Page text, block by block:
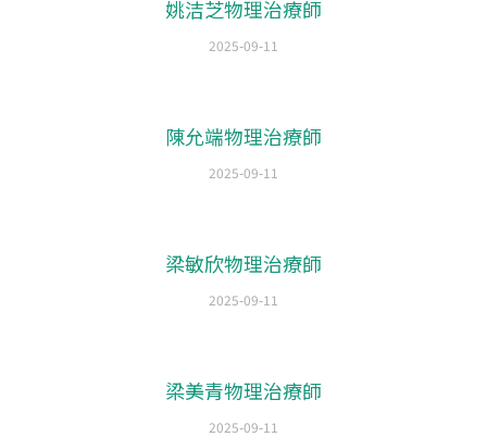
姚洁芝物理治療師
2025-09-11
陳允端物理治療師
2025-09-11
梁敏欣物理治療師
2025-09-11
梁美青物理治療師
2025-09-11